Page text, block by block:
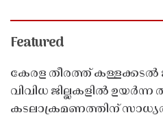
Featured
കേരള തീരത്ത് കള്ളക്കടൽ
വിവിധ ജില്ലകളിൽ
കടലാക്രമണത്തിന്